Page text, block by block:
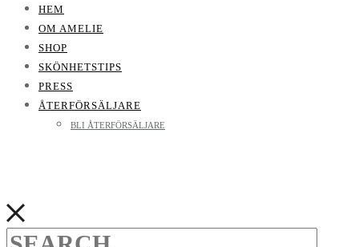
HEM
OM AMELIE
SHOP
SKÖNHETSTIPS
PRESS
ÅTERFÖRSÄLJARE
BLI ÅTERFÖRSÄLJARE